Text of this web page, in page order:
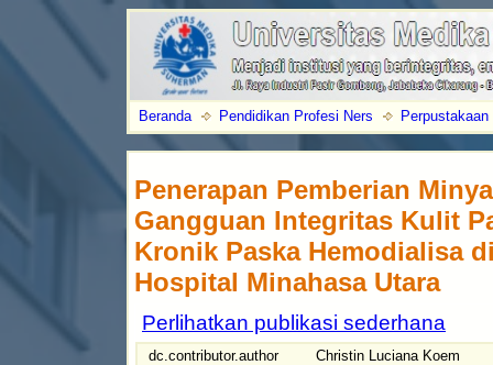
Beranda Pendidikan Profesi Ners Perpustakaan
Penerapan Pemberian
Gangguan Integritas Kulit
Kronik Paska Hemodialisa
Hospital Minahasa Utara
Perlihatkan publikasi sederhana
dc.contributor.author
Christin Luciana Koem